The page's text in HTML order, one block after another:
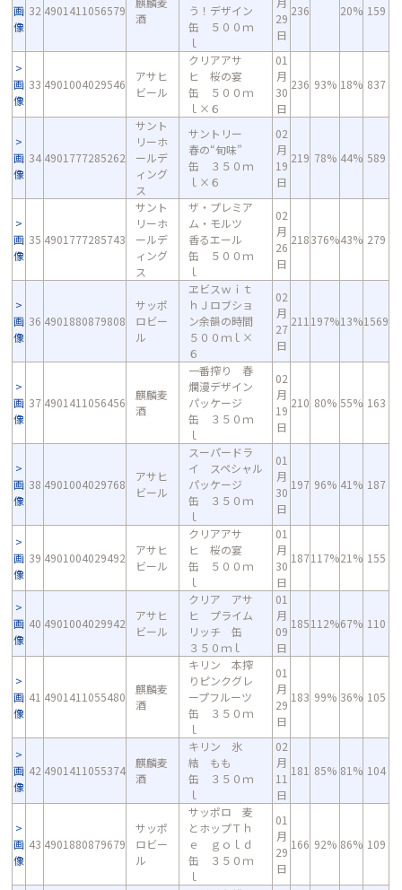
画
像
32 4901411056579
酒
う！デザイン
缶 ５００ｍ
ｌ
29
日
236 20% 159
画
像
33 4901004029546
アサヒ
ビール
クリアアサ
ヒ 桜の宴
缶 ５００ｍ
ｌ×６
01
月
30
日
236 93% 18% 837
画
像
34 4901777285262
サント
リーホ
ールデ
ィング
ス
サントリー
春の“旬味”
缶 ３５０ｍ
ｌ×６
02
月
19
日
219 78% 44% 589
画
像
35 4901777285743
サント
リーホ
ールデ
ィング
ス
ザ・プレミア
ム・モルツ
香るエール
缶 ５００ｍ
ｌ
02
月
26
日
218376%43% 279
画
像
36 4901880879808
サッポ
ロビー
ル
ヱビスｗｉｔ
ｈＪロブショ
ン余韻の時間
５００ｍｌ×
６
02
月
27
日
211 197%13%1569
画
像
37 4901411056456
麒麟麦
酒
一番搾り 春
爛漫デザイン
パッケージ
缶 ３５０ｍ
ｌ
02
月
19
日
210 80% 55% 163
画
像
38 4901004029768
アサヒ
ビール
スーパードラ
イ スペシャル
パッケージ
缶 ３５０ｍ
ｌ
01
月
30
日
197 96% 41% 187
画
像
39 4901004029492
アサヒ
ビール
クリアアサ
ヒ 桜の宴
缶 ５００ｍ
ｌ
01
月
30
日
187117%21% 155
画
像
40 4901004029942
アサヒ
ビール
クリア アサ
ヒ プライム
リッチ 缶
３５０ｍｌ
01
月
09
日
185112%67% 110
画
像
41 4901411055480
麒麟麦
酒
キリン 本搾
りピンクグレ
ープフルーツ
缶 ３５０ｍ
ｌ
01
月
29
日
183 99% 36% 105
画
像
42 4901411055374
麒麟麦
酒
キリン 氷
結 もも
缶 ３５０ｍ
ｌ
02
月
11
日
181 85% 81% 104
画
像
43 4901880879679
サッポ
ロビー
ル
サッポロ 麦
とホップＴｈ
ｅ ｇｏｌｄ
缶 ３５０ｍ
ｌ
01
月
29
日
166 92% 86% 109